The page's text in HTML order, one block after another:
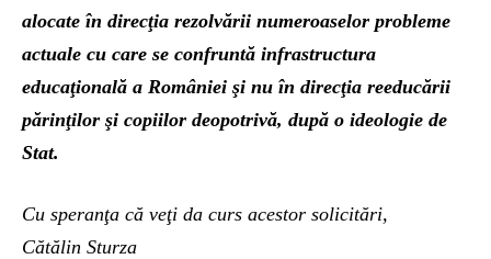
alocate în direcţia rezolvării numeroaselor probleme
actuale cu care se confruntă infrastructura
educaţională a României şi nu în direcţia reeducării
părinţilor şi copiilor deopotrivă, după o ideologie de
Stat.
Cu speranţa că veţi da curs acestor solicitări,
Cătălin Sturza